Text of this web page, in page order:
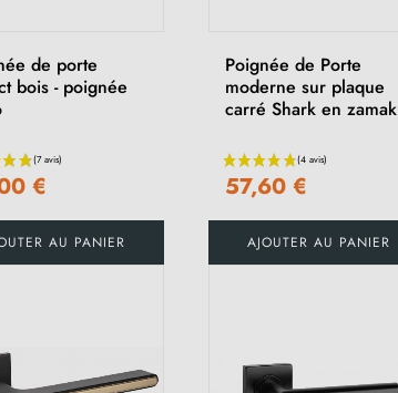
de porte
bois - poignée
€
AU PANIER
Poignée de Porte
moderne sur plaque
carré Shark en zamak
57,60 €
AJOUTER AU PANIER